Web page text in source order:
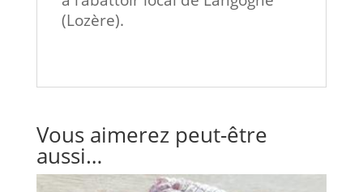
(Lozère).
Vous aimerez peut-être
aussi…